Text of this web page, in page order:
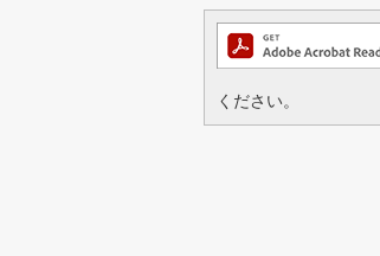
ください。